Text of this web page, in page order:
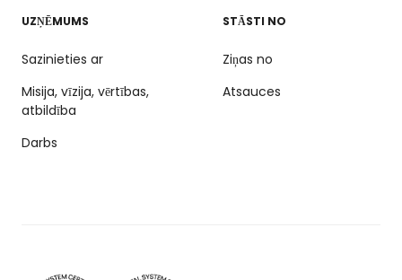
UZŅĒMUMS
Sazinieties ar
Misija, vīzija, vērtības,
atbildība
Darbs
STĀSTI NO
Ziņas no
Atsauces